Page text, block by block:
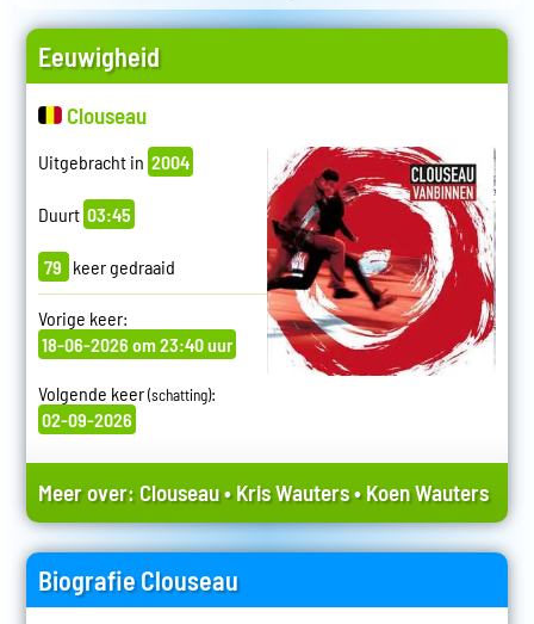
Eeuwigheid
Clouseau
Uitgebracht in 2004
Duurt 03:45
79 keer gedraaid
Vorige keer:
18-06-2026 om 23:40 uur
Volgende keer(schatting):
02-09-2026
Meer over: Clouseau•Kris Wauters•Koen Wauters
Biografie Clouseau